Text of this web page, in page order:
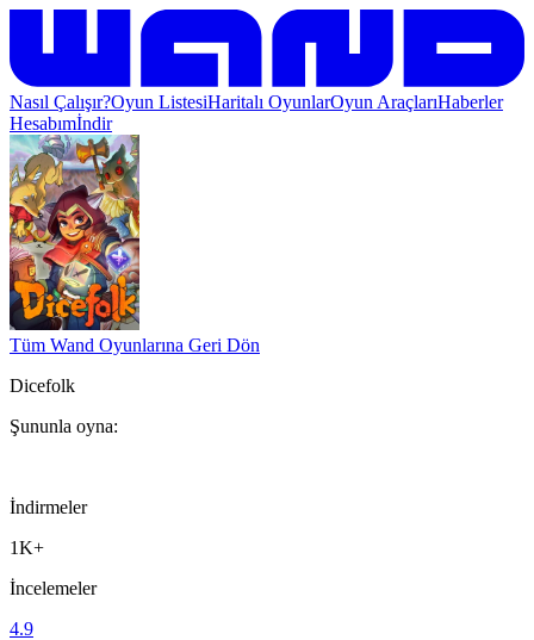
Nasıl Çalışır?Oyun ListesiHaritalı OyunlarOyun AraçlarıHaberler
Hesabımİndir
Tüm Wand Oyunlarına Geri Dön
Dicefolk
Şununla oyna:
İndirmeler
1K+
İncelemeler
4.9